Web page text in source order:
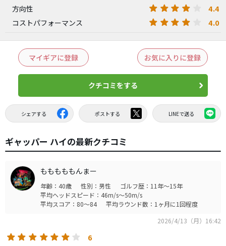
方向性 4.4
コストパフォーマンス 4.0
マイギアに登録 お気に入りに登録
クチコミをする
シェアする ポストする LINEで送る
ギャッパー ハイの最新クチコミ
もももももんまー
年齢：40歳 性別：男性
ゴルフ歴：11年～15年
平均ヘッドスピード：46m/s～50m/s
平均スコア：80～84
平均ラウンド数：1ヶ月に1回程度
2026/4/13（月）16:42
6